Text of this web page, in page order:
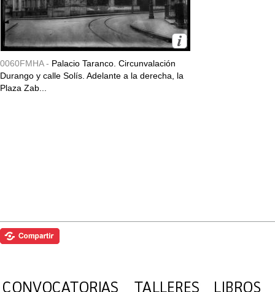
0060FMHA - Palacio Taranco. Circunvalación
Durango y calle Solís. Adelante a la derecha, la
Plaza Zab...